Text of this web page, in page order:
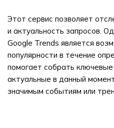
Этот сервис позволяет
и актуальность запросов.
Google Trends является
популярности в течение
помогает собрать
актуальные в данный
значимым событиям или